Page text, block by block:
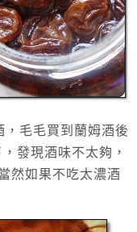
毛毛買到 蘭姆酒後
發現酒味不太夠，
然如果不吃太濃酒